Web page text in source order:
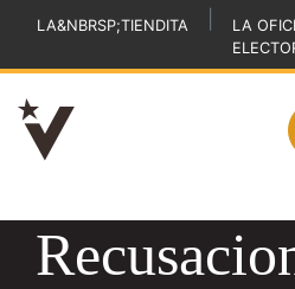
LA&NBRSP;TIENDITA
LA